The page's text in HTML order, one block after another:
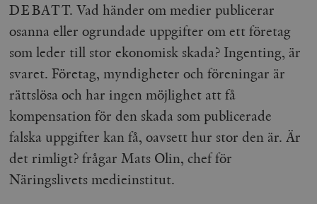
DEBATT. Vad händer om medier publicerar
osanna eller ogrundade uppgifter om ett företag
som leder till stor ekonomisk skada? Ingenting, är
svaret. Företag, myndigheter och föreningar är
rättslösa och har ingen möjlighet att få
kompensation för den skada som publicerade
falska uppgifter kan få, oavsett hur stor den är. Är
det rimligt? frågar Mats Olin, chef för
Näringslivets medieinstitut.